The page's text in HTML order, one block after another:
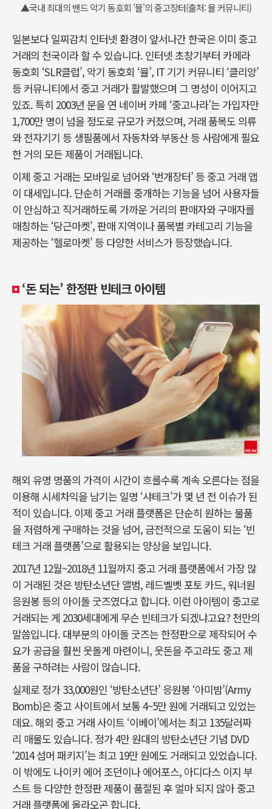
▲국내 최대의 밴드 악기 동호회 '뮬'의 중고장터(출처: 뮬 커뮤니티)
일본보다 일찌감치 인터넷 환경이 앞서나간 한국은 이미 중고
거래의 천국이라 할 수 있습니다. 인터넷 초창기부터 카메라
동호회 ‘SLR클럽’, 악기 동호회 ‘뮬’, IT 기기 커뮤니티 ‘클리앙’
등 커뮤니티에서 중고 거래가 활발했으며 그 명성이 이어지고
있죠. 특히 2003년 문을 연 네이버 카페 ‘중고나라’는 가입자만
1,700만 명이 넘을 정도로 규모가 커졌으며, 거래 품목도 의류
와 전자기기 등 생필품에서 자동차와 부동산 등 사람에게 필요
한 거의 모든 제품이 거래됩니다.
이제 중고 거래는 모바일로 넘어와 ‘번개장터’ 등 중고 거래 앱
이 대세입니다. 단순히 거래를 중개하는 기능을 넘어 사용자들
이 안심하고 직거래하도록 가까운 거리의 판매자와 구매자를
매칭하는 ‘당근마켓’, 판매 지역이나 품목별 카테고리 기능을
제공하는 ‘헬로마켓’ 등 다양한 서비스가 등장했습니다.
‘돈 되는’ 한정판 빈테크 아이템
해외 유명 명품의 가격이 시간이 흐를수록 계속 오른다는 점을
이용해 시세차익을 남기는 일명 ‘샤테크’가 몇 년 전 이슈가 된
적이 있습니다. 이제 중고 거래 플랫폼은 단순히 원하는 물품
을 저렴하게 구매하는 것을 넘어, 금전적으로 도움이 되는 ‘빈
테크 거래 플랫폼’으로 활용되는 양상을 보입니다.
2017년 12월~2018년 11월까지 중고 거래 플랫폼에서 가장 많
이 거래된 것은 방탄소년단 앨범, 레드벨벳 포토 카드, 워너원
응원봉 등의 아이돌 굿즈였다고 합니다. 이런 아이템이 중고로
거래되는 게 2030세대에게 무슨 빈테크가 되겠냐고요? 천만의
말씀입니다. 대부분의 아이돌 굿즈는 한정판으로 제작되어 수
요가 공급을 훨씬 웃돌게 마련이니, 웃돈을 주고라도 중고 제
품을 구하려는 사람이 많습니다.
실제로 정가 33,000원인 ‘방탄소년단’ 응원봉 ‘아미밤’(Army
Bomb)은 중고 사이트에서 보통 4~5만 원에 거래되고 있었는
데요. 해외 중고 거래 사이트 ‘이베이’에서는 최고 135달러짜
리 매물도 있습니다. 정가 4만 원대의 방탄소년단 기념 DVD
‘2014 섬머 패키지’는 최고 19만 원에도 거래되고 있었습니다.
이 밖에도 나이키 에어 조던이나 에어포스, 아디다스 이지 부
스트 등 다양한 한정판 제품이 품절된 후 얼마 되지 않아 중고
거래 플랫폼에 올라오곤 합니다.